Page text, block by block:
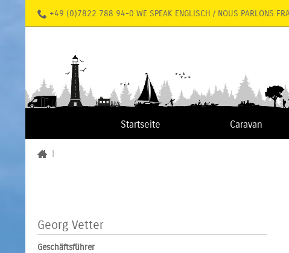
+49 (0)7822 788 94-0 WE SPEAK ENGLISCH / NOUS PARLONS
Startseite Caravan
Georg Vetter
Geschäftsführer